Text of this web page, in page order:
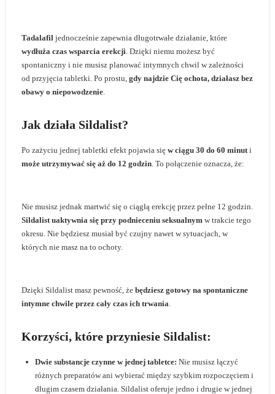
Tadalafil jednocześnie zapewnia długotrwałe działanie, które
wydłuża czas wsparcia erekcji. Dzięki niemu możesz być
spontaniczny i nie musisz planować intymnych chwil w zależności
od przyjęcia tabletki. Po prostu, gdy najdzie Cię ochota, działasz bez
obawy o niepowodzenie.
Jak działa Sildalist?
Po zażyciu jednej tabletki efekt pojawia się w ciągu 30 do 60 minuti
może utrzymywać się aż do 12 godzin. To połączenie oznacza, że:
Nie musisz jednak martwić się o ciągłą erekcję przez pełne 12 godzin.
Sildalist uaktywnia się przy podnieceniu seksualnym w trakcie tego
okresu. Nie będziesz musiał być czujny nawet w sytuacjach, w
których nie masz na to ochoty.
Dzięki Sildalist masz pewność, że będziesz gotowy na spontaniczne
intymne chwile przez cały czas ich trwania.
Korzyści, które przyniesie Sildalist:
Dwie substancje czynne w jednej tabletce: Nie musisz łączyć
różnych preparatów ani wybierać między szybkim rozpoczęciem i
długim czasem działania. Sildalist oferuje jedno i drugie w jednej